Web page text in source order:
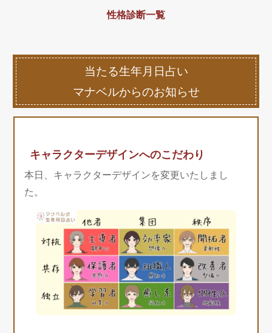
性格診断一覧
当たる生年月日占い
マナベルからのお知らせ
キャラクターデザインへのこだわり
本日、キャラクターデザインを変更いたしまし
た。